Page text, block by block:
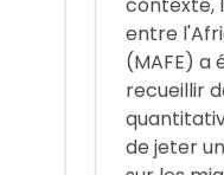
entre
(MAFE) a
recueillir
de jeter